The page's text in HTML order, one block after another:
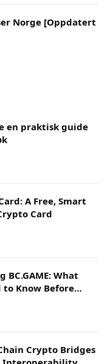
Norge [Oppdatert
en praktisk guide
A Free, Smart
Card
BC.GAME: What
to Know Before
Crypto Bridges